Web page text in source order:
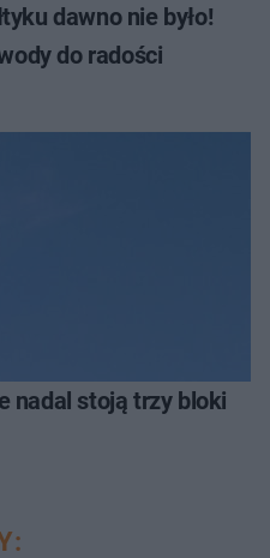
dawno nie było!
do radości
nadal stoją trzy bloki